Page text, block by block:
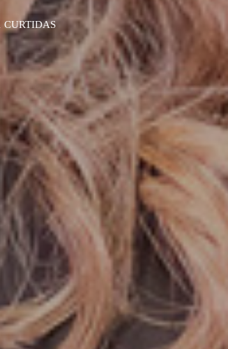
CURTIDAS